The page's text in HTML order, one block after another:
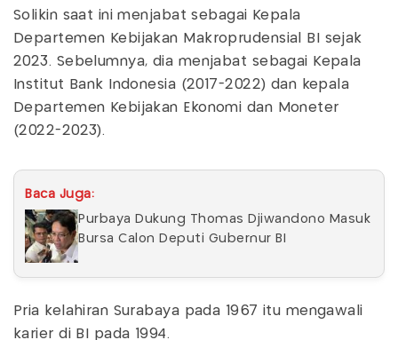
Solikin saat ini menjabat sebagai Kepala
Departemen Kebijakan Makroprudensial BI sejak
2023. Sebelumnya, dia menjabat sebagai Kepala
Institut Bank Indonesia (2017-2022) dan kepala
Departemen Kebijakan Ekonomi dan Moneter
(2022-2023).
Baca Juga:
Purbaya Dukung Thomas Djiwandono Masuk
Bursa Calon Deputi Gubernur BI
Pria kelahiran Surabaya pada 1967 itu mengawali
karier di BI pada 1994.